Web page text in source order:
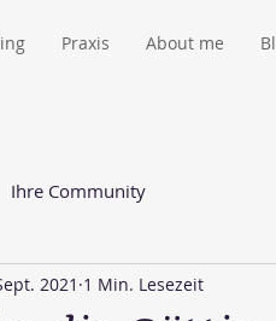
Praxis About me
Ihre Community
2021 1 Min. Lesezeit